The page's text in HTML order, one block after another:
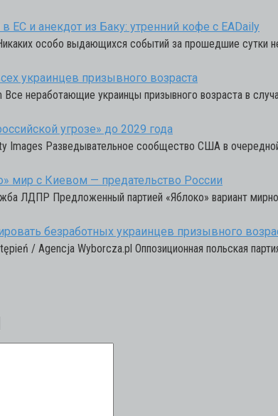
ЕС и анекдот из Баку: утренний кофе с EADaily
особо выдающихся событий за прошедшие сутки
украинцев призывного возраста
неработающие украинцы призывного возраста в
угрозе» до 2029 года
Разведывательное сообщество США в
мир с Киевом — предательство России
ЛДПР Предложенный партией «Яблоко» вариант
безработных украинцев призывного
/ Agencja Wyborcza.pl Оппозиционная польская